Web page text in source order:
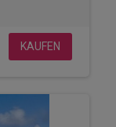
KAUFEN